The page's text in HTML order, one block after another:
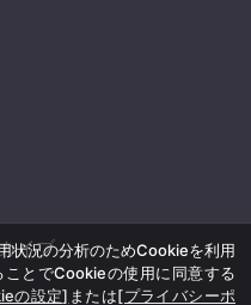
イブ
状況の分析のためCookieを利用
とでCookieの使用に同意する
の設定] または[プライバシーポ